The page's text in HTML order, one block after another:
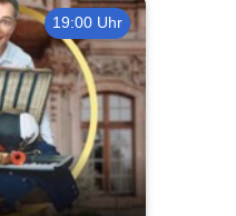
19:00 Uhr